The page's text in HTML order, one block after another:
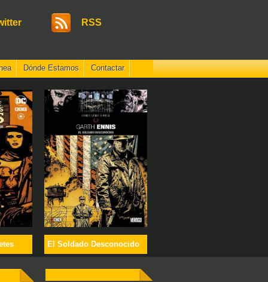
RSS
Dónde Estamos Contactar
El Soldado Desconocido